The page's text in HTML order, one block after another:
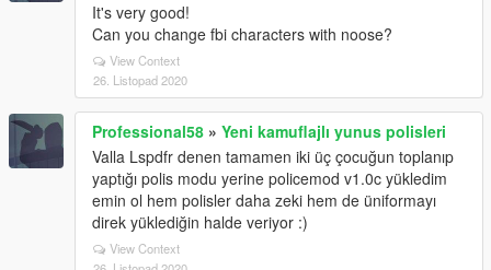
It's very good!
Can you change fbi characters with noose?
View Context
26. Listopad 2020
Professional58 » Yeni kamuflajlı yunus polisleri
Valla Lspdfr denen tamamen iki üç çocuğun toplanıp
yaptığı polis modu yerine policemod v1.0c yükledim
emin ol hem polisler daha zeki hem de üniformayı
direk yüklediğin halde veriyor :)
View Context